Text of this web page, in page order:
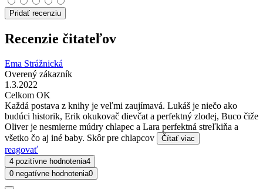
Pridať recenziu
Recenzie čitateľov
Ema Strážnická
Overený zákazník
1.3.2022
Celkom OK
Každá postava z knihy je veľmi zaujímavá. Lukáš je niečo ako
budúci historik, Erik okukovač dievčat a perfektný zlodej, Buco čiže
Oliver je nesmierne múdry chlapec a Lara perfektná streľkiňa a
všetko čo aj iné baby. Skôr pre chlapcov
Čítať viac
reagovať
4 pozitívne hodnotenia4
0 negatívne hodnotenia0